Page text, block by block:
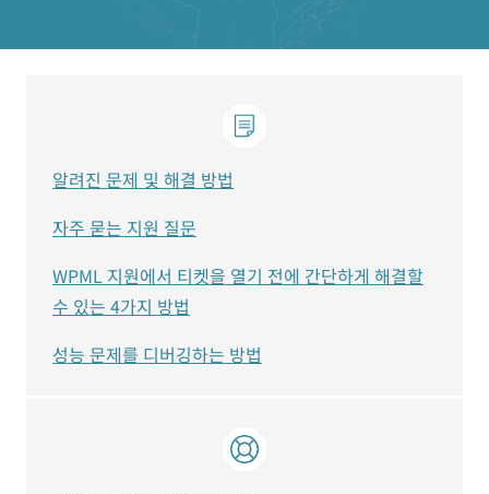
알려진 문제 및 해결 방법
자주 묻는 지원 질문
WPML 지원에서 티켓을 열기 전에 간단하게 해결할
수 있는 4가지 방법
성능 문제를 디버깅하는 방법